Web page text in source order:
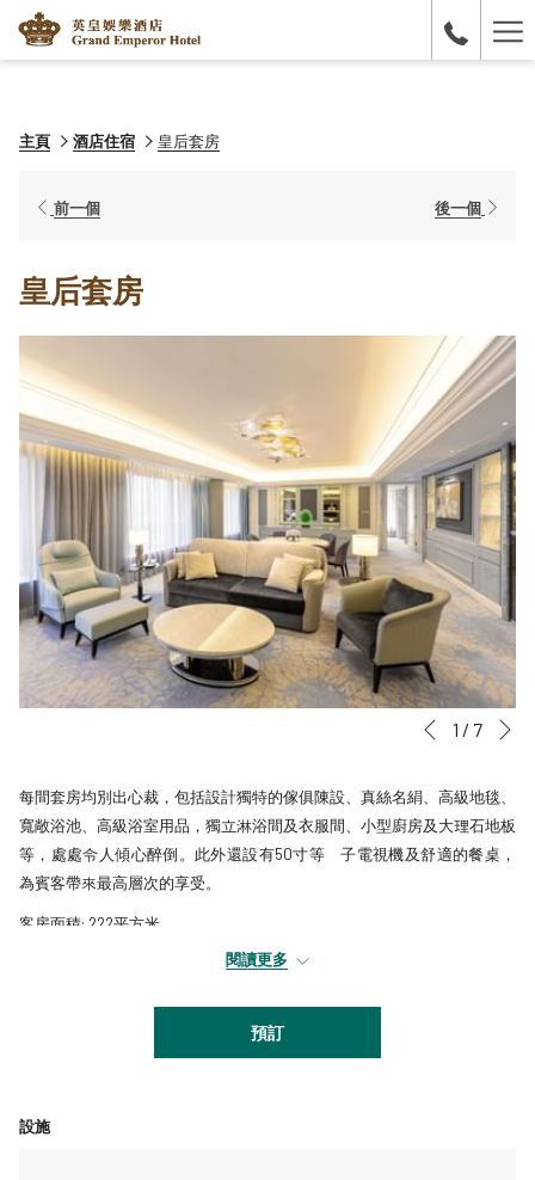
主頁 酒店住宿 皇后套房
前一個 後一個
皇后套房
容
選前一個 1 / 7
每間套房均別出心裁，包括設計獨特的傢俱陳設、真絲名絹、高級地毯、
寬敞浴池、高級浴室用品，獨立淋浴間及衣服間、小型廚房及大理石地板
等，處處令人傾心醉倒。此外還設有50寸等離子電視機及舒適的餐桌，
為賓客帶來最高層次的享受。
客房面積: 222平方米
閱讀更多
預訂
設施